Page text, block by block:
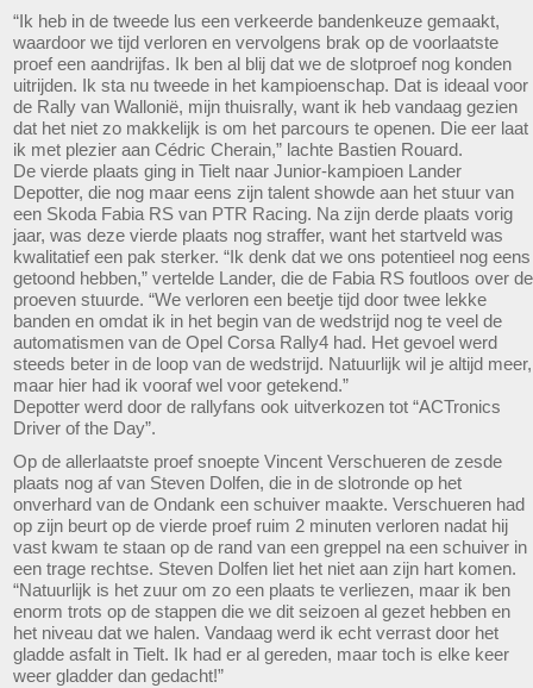
“Ik heb in de tweede lus een verkeerde bandenkeuze gemaakt,
waardoor we tijd verloren en vervolgens brak op de voorlaatste
proef een aandrijfas. Ik ben al blij dat we de slotproef nog konden
uitrijden. Ik sta nu tweede in het kampioenschap. Dat is ideaal voor
de Rally van Wallonië, mijn thuisrally, want ik heb vandaag gezien
dat het niet zo makkelijk is om het parcours te openen. Die eer laat
ik met plezier aan Cédric Cherain,” lachte Bastien Rouard.
De vierde plaats ging in Tielt naar Junior-kampioen Lander
Depotter, die nog maar eens zijn talent showde aan het stuur van
een Skoda Fabia RS van PTR Racing. Na zijn derde plaats vorig
jaar, was deze vierde plaats nog straffer, want het startveld was
kwalitatief een pak sterker. “Ik denk dat we ons potentieel nog eens
getoond hebben,” vertelde Lander, die de Fabia RS foutloos over de
proeven stuurde. “We verloren een beetje tijd door twee lekke
banden en omdat ik in het begin van de wedstrijd nog te veel de
automatismen van de Opel Corsa Rally4 had. Het gevoel werd
steeds beter in de loop van de wedstrijd. Natuurlijk wil je altijd meer,
maar hier had ik vooraf wel voor getekend.”
Depotter werd door de rallyfans ook uitverkozen tot “ACTronics
Driver of the Day”.
Op de allerlaatste proef snoepte Vincent Verschueren de zesde
plaats nog af van Steven Dolfen, die in de slotronde op het
onverhard van de Ondank een schuiver maakte. Verschueren had
op zijn beurt op de vierde proef ruim 2 minuten verloren nadat hij
vast kwam te staan op de rand van een greppel na een schuiver in
een trage rechtse. Steven Dolfen liet het niet aan zijn hart komen.
“Natuurlijk is het zuur om zo een plaats te verliezen, maar ik ben
enorm trots op de stappen die we dit seizoen al gezet hebben en
het niveau dat we halen. Vandaag werd ik echt verrast door het
gladde asfalt in Tielt. Ik had er al gereden, maar toch is elke keer
weer gladder dan gedacht!”